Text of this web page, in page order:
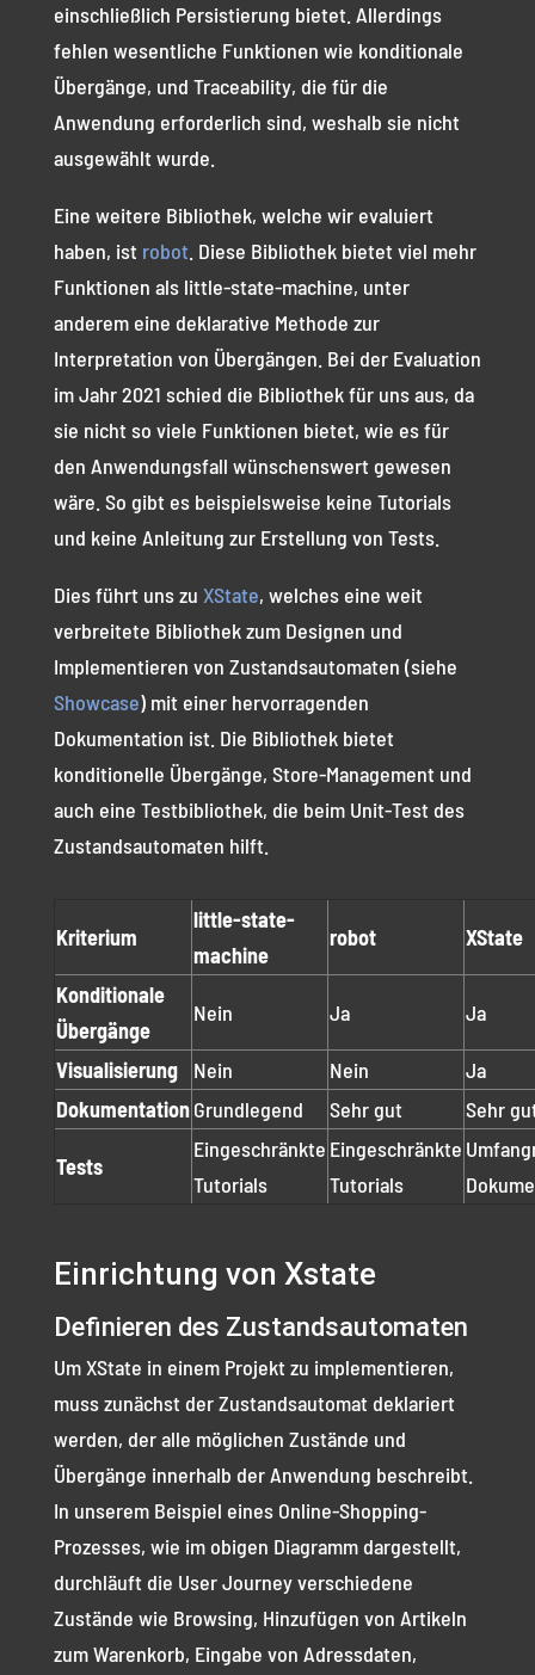
einschließlich Persistierung bietet. Allerdings
fehlen wesentliche Funktionen wie konditionale
Übergänge, und Traceability, die für die
Anwendung erforderlich sind, weshalb sie nicht
ausgewählt wurde.
Eine weitere Bibliothek, welche wir evaluiert
haben, ist robot . Diese Bibliothek bietet viel mehr
Funktionen als little-state-machine, unter
anderem eine deklarative Methode zur
Interpretation von Übergängen. Bei der Evaluation
im Jahr 2021 schied die Bibliothek für uns aus, da
sie nicht so viele Funktionen bietet, wie es für
den Anwendungsfall wünschenswert gewesen
wäre. So gibt es beispielsweise keine Tutorials
und keine Anleitung zur Erstellung von Tests.
Dies führt uns zu XState, welches eine weit
verbreitete Bibliothek zum Designen und
Implementieren von Zustandsautomaten (siehe
Showcase) mit einer hervorragenden
Dokumentation ist. Die Bibliothek bietet
konditionelle Übergänge, Store-Management und
auch eine Testbibliothek, die beim Unit-Test des
Zustandsautomaten hilft.
Kriterium
little-state-
machine
robot XState
Konditionale
Übergänge
Nein Ja Ja
Visualisierung Nein Nein
Ja
DokumentationGrundlegend Sehr gut Sehr
Tests
Eingeschränkte
Tutorials
Eingeschränkte
Tutorials
Einrichtung von Xstate
Definieren des Zustandsautomaten
Um XState in einem Projekt zu implementieren,
muss zunächst der Zustandsautomat deklariert
werden, der alle möglichen Zustände und
Übergänge innerhalb der Anwendung beschreibt.
In unserem Beispiel eines Online-Shopping-
Prozesses, wie im obigen Diagramm dargestellt,
durchläuft die User Journey verschiedene
Zustände wie Browsing, Hinzufügen von Artikeln
zum Warenkorb, Eingabe von Adressdaten,